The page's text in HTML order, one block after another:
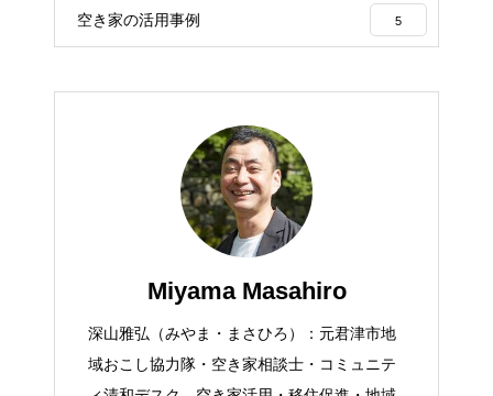
空き家の活用事例 5
Miyama Masahiro
深山雅弘（みやま・まさひろ）：元君津市地
域おこし協力隊・空き家相談士・コミュニテ